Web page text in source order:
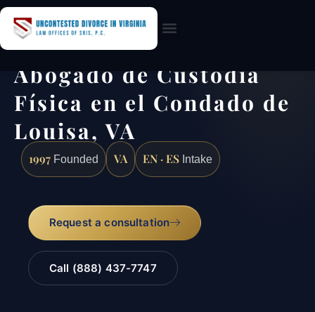
Abogado de Custodia
Física en el Condado de
Louisa, VA
1997 Founded VA EN · ES Intake
Request a consultation
Call (888) 437-7747